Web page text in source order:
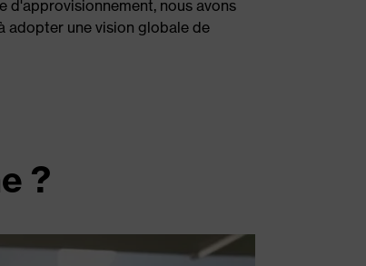
d'approvisionnement, nous avons
adopter une vision globale de
?